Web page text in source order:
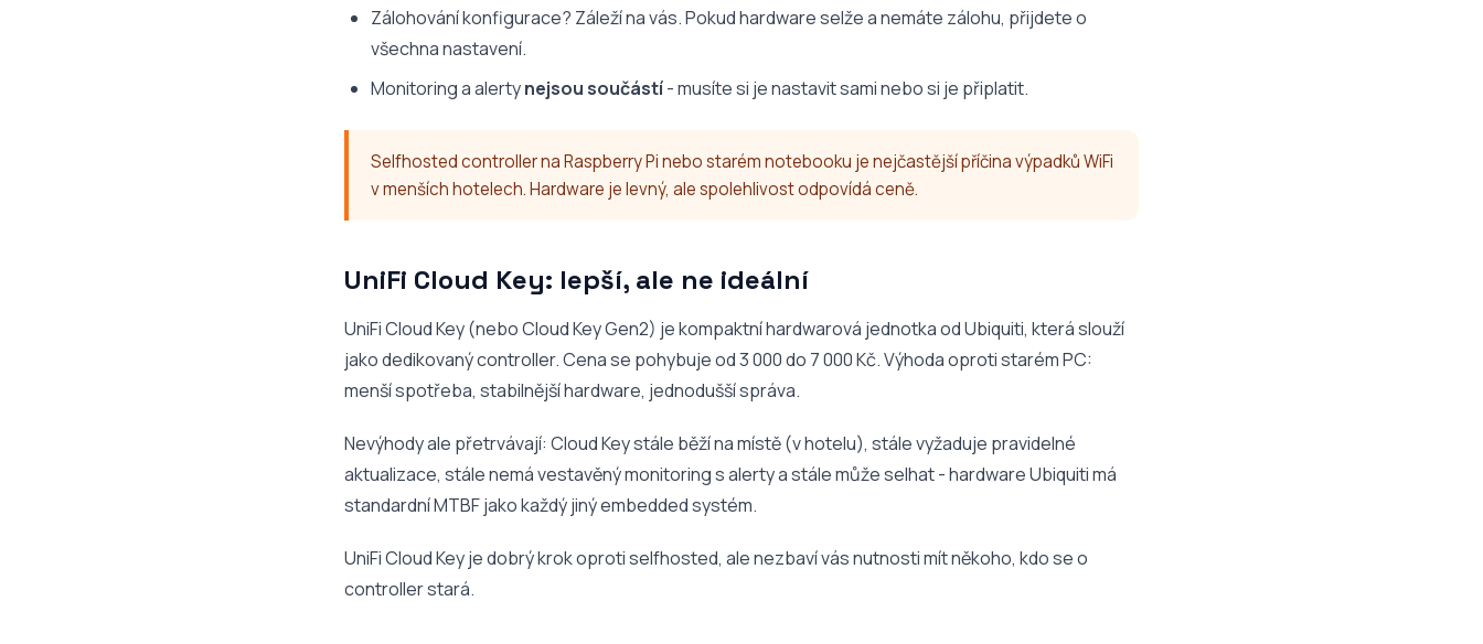
Zálohování konfigurace? Záleží na vás. Pokud hardware selže a nemáte zálohu, přijdete o
všechna nastavení.
Monitoring a alertynejsou součástí- musíte si je nastavit sami nebo si je připlatit.
Selfhosted controller na Raspberry Pi nebo starém notebooku je nejčastější příčina výpadků WiFi
v menších hotelech. Hardware je levný, ale spolehlivost odpovídá ceně.
UniFi Cloud Key: lepší, ale ne ideální
UniFi Cloud Key (nebo Cloud Key Gen2) je kompaktní hardwarová jednotka od Ubiquiti, která slouží
jako dedikovaný controller. Cena se pohybuje od 3 000 do 7 000 Kč. Výhoda oproti starém PC:
menší spotřeba, stabilnější hardware, jednodušší správa.
Nevýhody ale přetrvávají: Cloud Key stále běží na místě (v hotelu), stále vyžaduje pravidelné
aktualizace, stále nemá vestavěný monitoring s alerty a stále může selhat - hardware Ubiquiti má
standardní MTBF jako každý jiný embedded systém.
UniFi Cloud Key je dobrý krok oproti selfhosted, ale nezbaví vás nutnosti mít někoho, kdo se o
controller stará.